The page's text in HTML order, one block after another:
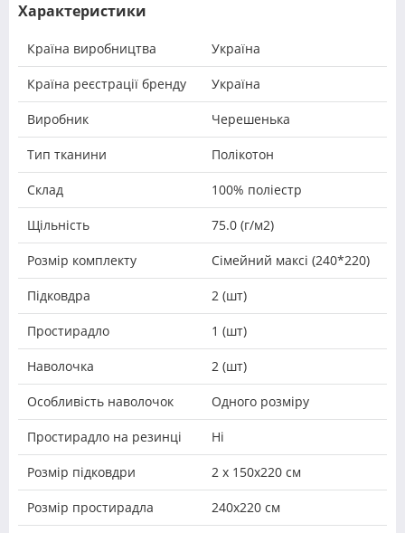
Характеристики
Країна виробництва Україна
Країна реєстрації бренду Україна
Виробник Черешенька
Тип тканини Полікотон
Склад 100% поліестр
Щільність 75.0 (г/м2)
Розмір комплекту Сімейний максі (240*220)
Підковдра 2 (шт)
Простирадло 1 (шт)
Наволочка 2 (шт)
Особливість наволочок Одного розміру
Простирадло на резинці Ні
Розмір підковдри 2 х 150х220 см
Розмір простирадла 240х220 см